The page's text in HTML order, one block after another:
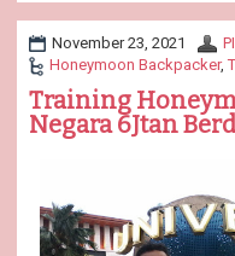
November 23, 2021
Honeymoon Backpacker,
Training
Negara 6Jtan